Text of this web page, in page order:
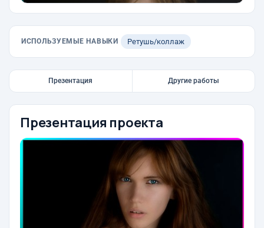
ИСПОЛЬЗУЕМЫЕ НАВЫКИ Ретушь/коллаж
Презентация Другие работы
Презентация проекта